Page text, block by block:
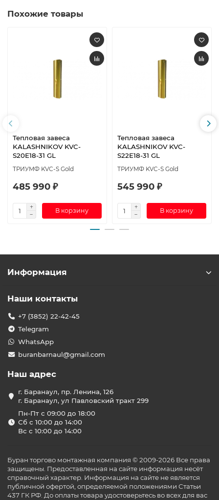
Похожие товары
Тепловая завеса
KALASHNIKOV KVC-
S20E18-31 GL
ТРИУМФ KVC-S Gold
485 990 ₽
В корзину
Тепловая завеса
KALASHNIKOV KVC-
S22E18-31 GL
ТРИУМФ KVC-S Gold
545 990 ₽
В корзину
Информация
Наши контакты
+7 (3852) 22-42-45
Telegram
WhatsApp
buranbarnaul@gmail.com
Наш адрес
г. Баранаул, пр. Ленина, 126
г. Баранаул, ул Павловский тракт 299
Пн-Пт с 09:00 до 18:00
Сб с 10:00 до 14:00
Вс с 10:00 до 14:00
Буран торгово монтажная компания © 2009-2026 Все права
защищены. Предоставленная на сайте информация несёт
справочный характер. Информация на сайте не является
публичной офертой, определяемой положениями Статьи
437 ГК РФ. До оплаты товара удостоверьтесь во всех для вас